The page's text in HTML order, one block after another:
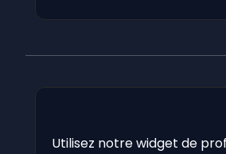
Utilisez notre widget de